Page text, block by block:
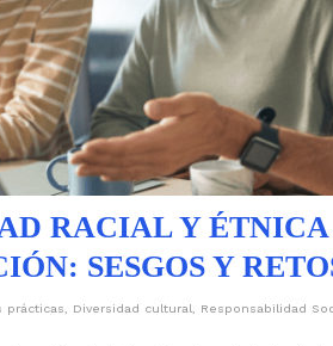
RACIAL Y ÉTNICA
SESGOS Y
prácticas Diversidad cultural Responsabilidad